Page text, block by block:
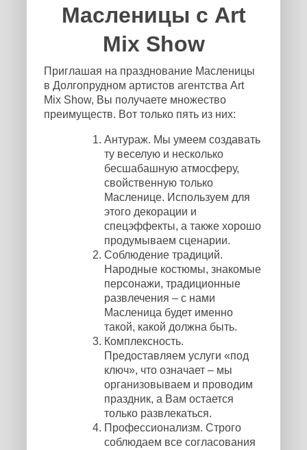
Масленицы с Art
Mix Show
Приглашая на празднование Масленицы
в Долгопрудном артистов агентства Art
Mix Show, Вы получаете множество
преимуществ. Вот только пять из них:
Антураж. Мы умеем создавать
ту веселую и несколько
бесшабашную атмосферу,
свойственную только
Масленице. Используем для
этого декорации и
спецэффекты, а также хорошо
продумываем сценарии.
Соблюдение традиций.
Народные костюмы, знакомые
персонажи, традиционные
развлечения – с нами
Масленица будет именно
такой, какой должна быть.
Комплексность.
Предоставляем услуги «под
ключ», что означает – мы
организовываем и проводим
праздник, а Вам остается
только развлекаться.
Профессионализм. Строго
соблюдаем все согласования